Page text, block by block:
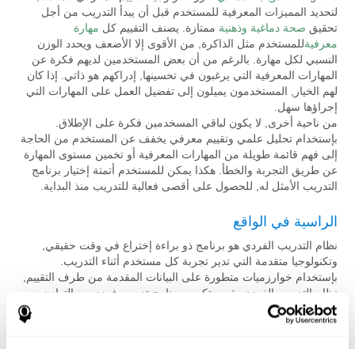
لتحديد المميزات المعرفية للمستخدم قبل أن يبدأ التدريب من أجل
تحقيق صحة دماغية وذهنية ممتازة. يصنف التقييم كل مهارة
معرفيةللمستخدم مثل الذاكرة, من الأقوى إلا الأضعف ويحدد الوزن
النسبي لكل مهارة. بالرغم من أن بعض المستخدمين لديهم فكرة عن
المهارات المعرفية التي يرغبون في تحسينها, إدراكهم هو ذاتي. إذا كان
لهم الخيار, المستخدمون يميلون إلى تفضيل العمل على المهارات التي
إجراؤها سهل.
من ناحية أخرى, لا يكون لباقي المسخدمين فكرة على الإطلاق.
بإستخدام تحليل علمي وتقييم معرفي يخفف عن المستخدم من الحاجة
إلى فهم قائمة طويلة من المهارات المعرفية أو تخمين مستوى المهارة
عن طريق التجربة والخطأ. هكذا يمكن للمستخدم أتمتة إختيار برنامج
التدريب الأمثل له, للحصول على أقصى فعالية للتدريب منذ البداية.
الراسية في الواقع
نظام التدريب الفردي هو برنامج ذو براءة إختراع في وقت حقيقي,
وتكنولوجيا متقدمة التي تدير تجربة كل مستخدم أثناء التدريب.
بإستخدام خوارزميات متطورة على البيانات المقدمة من طرف التقييم,
نظام التدريب الفردي يقوم بتكوين برنامج تدريب فردي مع التوازن
الأمثل للمهام ومستويات الصعوبة للمطابقة مع الملف المعرفي
للمستخدم ويضمن بهذه الطريقة التطور المعرفي. نظام التدريب